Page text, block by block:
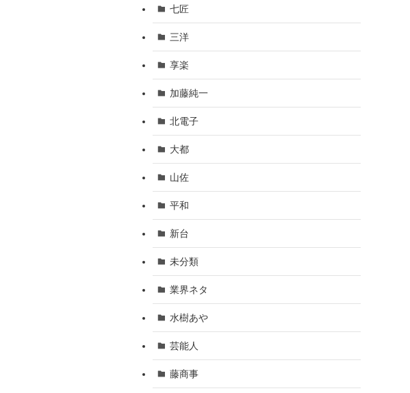
七匠
三洋
享楽
加藤純一
北電子
大都
山佐
平和
新台
未分類
業界ネタ
水樹あや
芸能人
藤商事